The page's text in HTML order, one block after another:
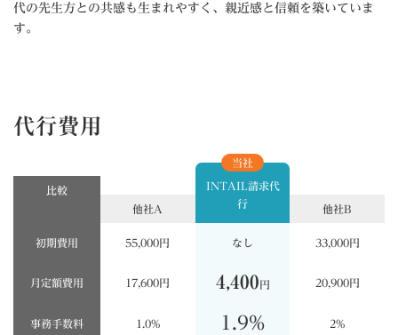
代の先生方との共感も生まれやすく、親近感と信頼を築いていま
す。
代行費用
比較
他社A
当社
INTAIL請求代
行
他社B
初期費用 55,000円 なし 33,000円
月定額費用 17,600円 4,400円 20,900円
事務手数料
1.0%
1.9%
2%